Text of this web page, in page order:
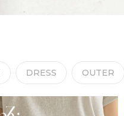
DRESS OUTER